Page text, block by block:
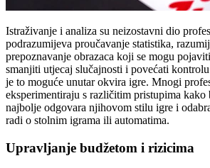
Istraživanje i analiza su neizostavni dio
podrazumijeva proučavanje statistika,
prepoznavanje obrazaca koji se mogu
smanjiti utjecaj slučajnosti i povećati
je to moguće unutar okvira igre. Mnogi
eksperimentiraju s različitim pristupima kako
najbolje odgovara njihovom stilu igre i
radi o stolnim igrama ili automatima.
Upravljanje budžetom i rizicima